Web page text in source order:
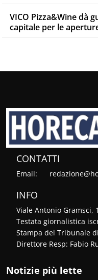
VICO Pizza&Wine dà
capitale per le
CONTATTI
Email:
INFO
Viale Antonio Gramsci,
Testata giornalistica
Stampa del Tribunale
Direttore Resp: Fabio
Notizie più lette